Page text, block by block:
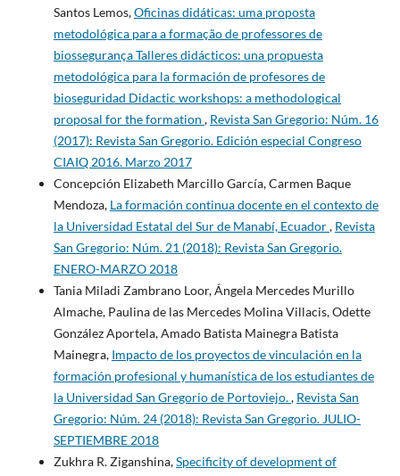
Santos Lemos,Oficinas didáticas: uma proposta
metodológica para a formação de professores de
biossegurança Talleres didácticos: una propuesta
metodológica para la formación de profesores de
bioseguridad Didactic workshops: a methodological
proposal for the formation , Revista San Gregorio: Núm. 16
(2017): Revista San Gregorio. Edición especial Congreso
CIAIQ 2016. Marzo 2017
Concepción Elizabeth Marcillo García, Carmen Baque
Mendoza, La formación continua docente en el contexto de
la Universidad Estatal del Sur de Manabí, Ecuador, Revista
San Gregorio: Núm. 21 (2018): Revista San Gregorio.
ENERO-MARZO 2018
Tania Miladi Zambrano Loor, Ángela Mercedes Murillo
Almache, Paulina de las Mercedes Molina Villacis, Odette
González Aportela, Amado Batista Mainegra Batista
Mainegra, Impacto de los proyectos de vinculación en la
formación profesional y humanística de los estudiantes de
la Universidad San Gregorio de Portoviejo., Revista San
Gregorio: Núm. 24 (2018): Revista San Gregorio. JULIO-
SEPTIEMBRE 2018
Zukhra R. Ziganshina,Specificity of development of